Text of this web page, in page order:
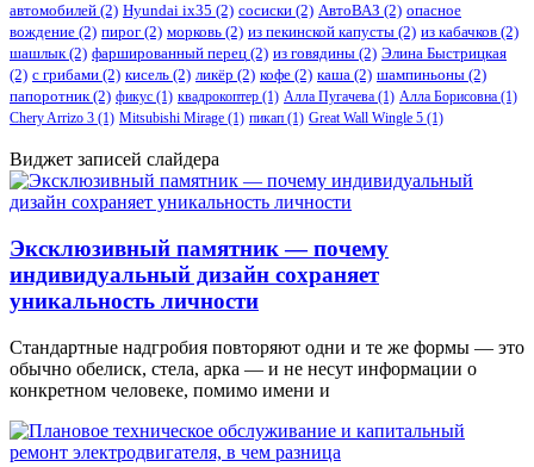
автомобилей (2) ​Hyundai ix35 (2) сосиски (2) АвтоВАЗ (2) опасное
вождение (2) пирог (2) морковь (2) из пекинской капусты (2) из кабачков (2)
шашлык(2) фаршированный перец (2) из говядины (2) Элина Быстрицкая
(2) с грибами (2) кисель (2) ликёр (2) кофе (2) каша (2) шампиньоны (2)
папоротник(2) фикус (1) квадрокоптер (1) Алла Пугачева (1) Алла Борисовна (1)
Chery Arrizo 3 (1) Mitsubishi Mirage (1) пикап (1) Great Wall Wingle 5 (1)
Виджет записей слайдера
Эксклюзивный памятник — почему
индивидуальный дизайн сохраняет
уникальность личности
Стандартные надгробия повторяют одни и те же формы — это
обычно обелиск, стела, арка — и не несут информации о
конкретном человеке, помимо имени и